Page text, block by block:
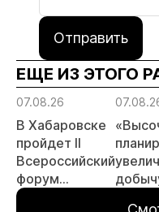
Отправить
ЕЩЕ ИЗ ЭТОГО
07.08.26
В Хабаровске
пройдет II
Всероссийский
форум
«Россыпное